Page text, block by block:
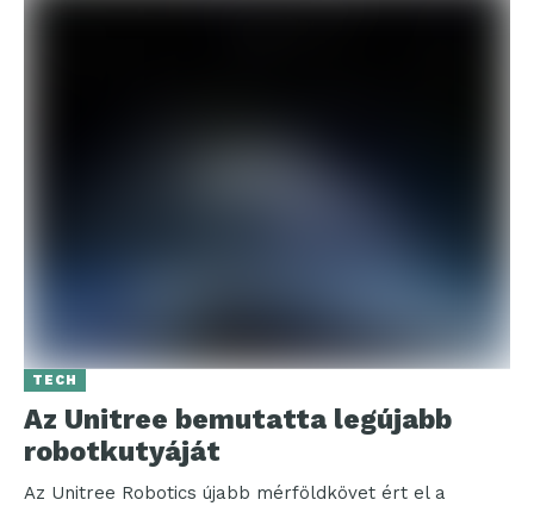
TECH
Az Unitree bemutatta legújabb
robotkutyáját
Az Unitree Robotics újabb mérföldkövet ért el a